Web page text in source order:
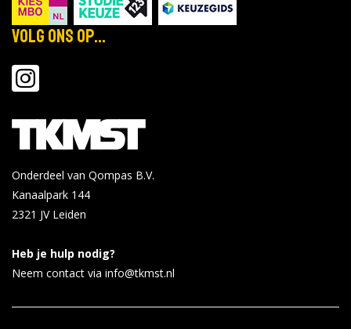
Volg ons op...
Onderdeel van Qompas B.V.
Kanaalpark 144
2321 JV Leiden
Heb je hulp nodig?
Neem contact via info@tkmst.nl